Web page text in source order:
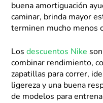
buena amortiguación
caminar, brinda mayor
terminen mucho menos
Losdescuentos Nike
combinar rendimiento,
zapatillas para correr,
ligereza y una buena
de modelos para